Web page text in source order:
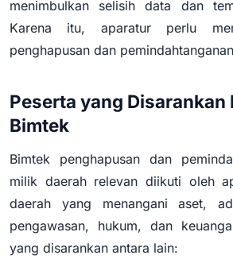
menimbulkan selisih data dan
Karena itu, aparatur perlu
penghapusan dan
Peserta yang
Bimtek
Bimtek penghapusan dan
milik daerah relevan diikuti oleh
daerah yang menangani aset,
pengawasan, hukum, dan
yang disarankan antara lain: